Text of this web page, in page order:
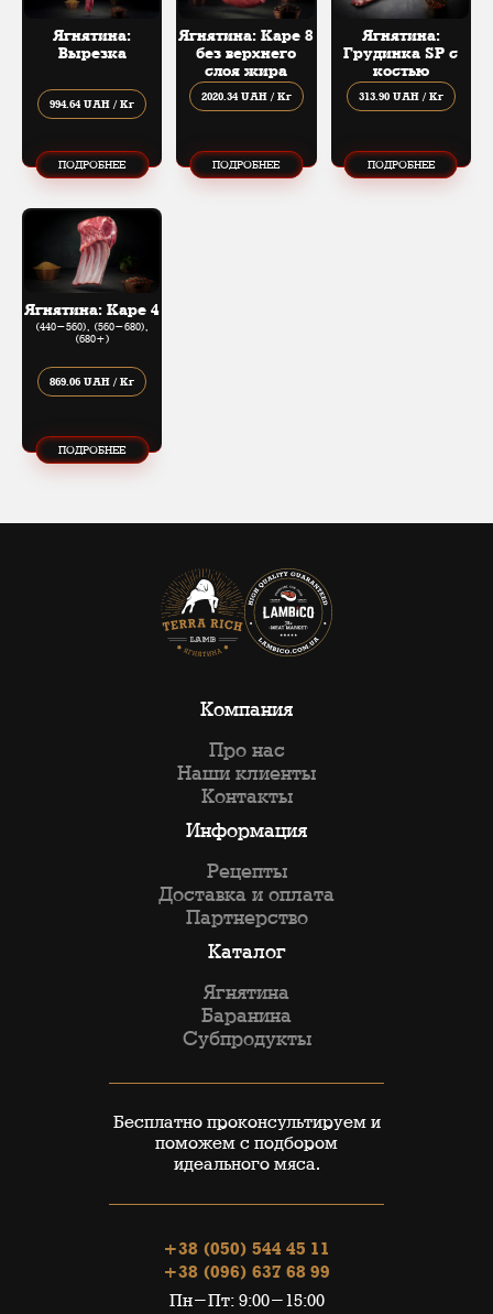
Ягнятина:
Вырезка
994.64 UAH / Кг
ПОДРОБНЕЕ
Ягнятина: Каре 8
без верхнего
слоя жира
2020.34 UAH / Кг
ПОДРОБНЕЕ
Ягнятина:
Грудинка SP с
костью
313.90 UAH / Кг
ПОДРОБНЕЕ
Ягнятина: Каре 4
(440​-​560), (560​-​680),
(680+)
869.06 UAH / Кг
ПОДРОБНЕЕ
Компания
Про нас
Наши клиенты
Контакты
Информация
Рецепты
Доставка и оплата
Партнерство
Каталог
Ягнятина
Баранина
Субпродукты
Бесплатно проконсультируем и
поможем с подбором
идеального мяса.
+38 (050) 544 45 11
+38 (096) 637 68 99
Пн-Пт: 9:00-15:00